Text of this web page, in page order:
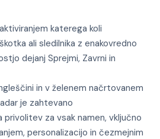
katerega koli
ali sledilnika z enakovredno
dejanj Sprejmi, Zavrni in
in v želenem načrtovanem
je zahtevano
privolitev za vsak namen, vključno
personalizacijo in čezmejnim